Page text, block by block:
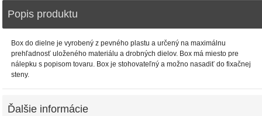
Popis produktu
Box do dielne je vyrobený z pevného plastu a určený na maximálnu
prehľadnosť uloženého materiálu a drobných dielov. Box má miesto pre
nálepku s popisom tovaru. Box je stohovateľný a možno nasadiť do fixačnej
steny.
Ďalšie informácie